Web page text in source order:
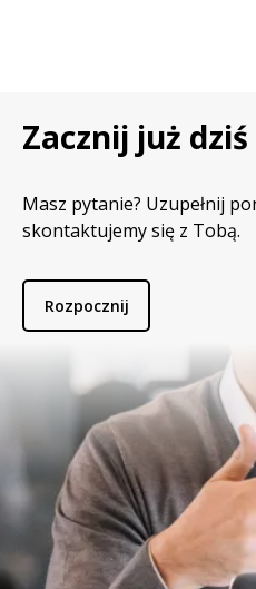
Zacznij już dziś
Masz pytanie? Uzupełnij
skontaktujemy się z Tobą.
Rozpocznij